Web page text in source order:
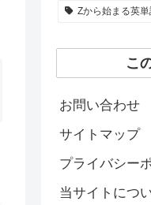
Zから始まる英単
こ
お問い合わせ
サイトマップ
プライバシー
当サイトにつ